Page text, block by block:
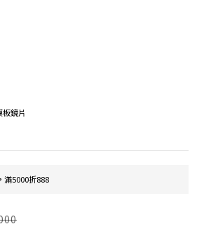
鏡片
滿5000折888